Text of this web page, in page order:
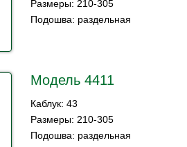
Размеры: 210-305
Подошва: раздельная
Модель 4411
Каблук: 43
Размеры: 210-305
Подошва: раздельная